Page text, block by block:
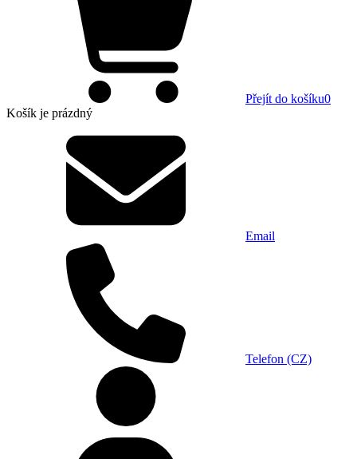
Přejít do košíku0
Košík je prázdný
Email
Telefon (CZ)